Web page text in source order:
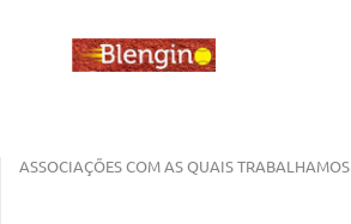
ASSOCIAÇÕES COM AS QUAIS TRABALHAMOS